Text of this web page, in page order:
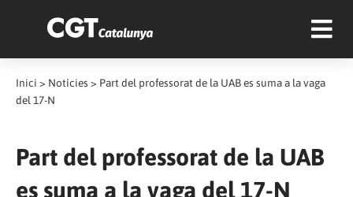
Inici > Notícies > Part del professorat de la UAB es suma a la vaga
del 17-N
Part del professorat de la UAB
es suma a la vaga del 17-N